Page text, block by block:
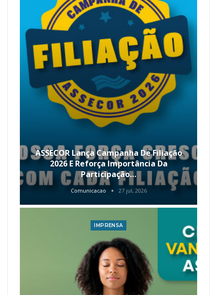
ASSECOR Lança Campanha De Filiação
2026 E Reforça Importância Da
Participação…
Comunicacao 27 jul, 2026
IMPRENSA